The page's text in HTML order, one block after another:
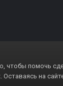
чтобы помочь
на